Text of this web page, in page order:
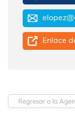
Enlace
Regresar a la